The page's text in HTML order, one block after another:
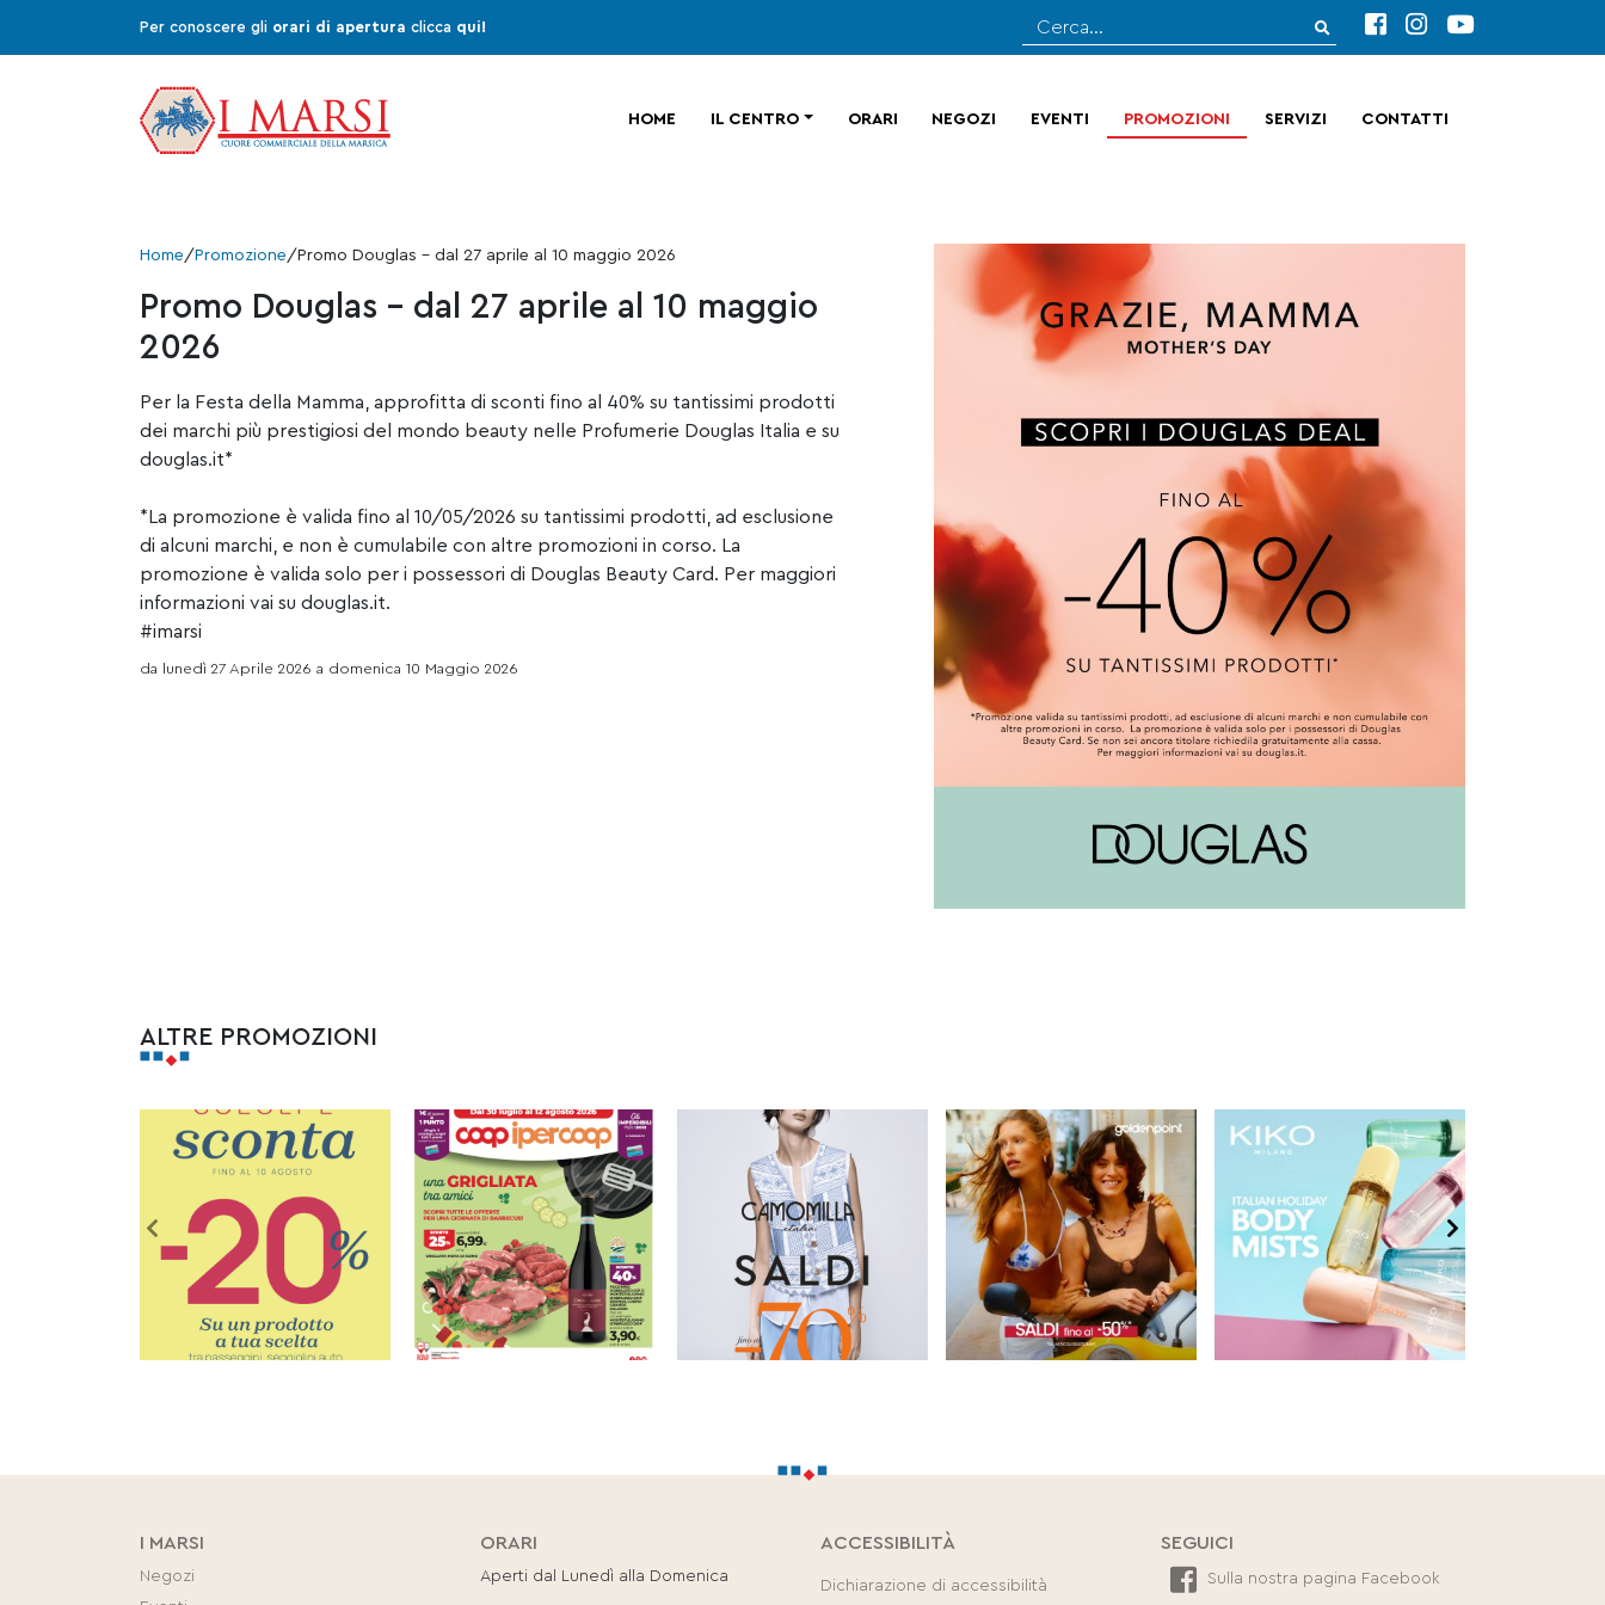
Per conoscere gli orari di apertura clicca qui!
HOME IL CENTRO ORARI NEGOZI EVENTI PROMOZIONI SERVIZI CONTATTI
Home/ Promozione/ Promo Douglas – dal 27 aprile al 10 maggio 2026
Promo Douglas – dal 27 aprile al 10 maggio
2026
Per la Festa della Mamma, approfitta di sconti fino al 40% su tantissimi prodotti
dei marchi più prestigiosi del mondo beauty nelle Profumerie Douglas Italia e su
douglas.it*
*La promozione è valida fino al 10/05/2026 su tantissimi prodotti, ad esclusione
di alcuni marchi, e non è cumulabile con altre promozioni in corso. La
promozione è valida solo per i possessori di Douglas Beauty Card. Per maggiori
informazioni vai su douglas.it.
#imarsi
da lunedì 27 Aprile 2026 a domenica 10 Maggio 2026
ALTRE PROMOZIONI
I MARSI
Negozi
ORARI
Aperti dal Lunedì alla Domenica
ACCESSIBILITÀ
Dichiarazione di accessibilità
SEGUICI
Sulla nostra pagina Facebook